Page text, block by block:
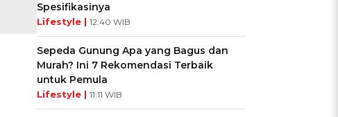
Spesifikasinya
Lifestyle | 12:40 WIB
Sepeda Gunung Apa yang Bagus dan
Murah? Ini 7 Rekomendasi Terbaik
untuk Pemula
Lifestyle | 11:11 WIB